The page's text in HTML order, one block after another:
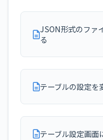
JSON形式のファ
る
テーブルの設定を
テーブル設定画面